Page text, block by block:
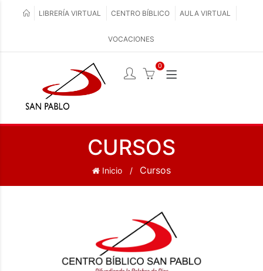
LIBRERÍA VIRTUAL CENTRO BÍBLICO AULA VIRTUAL
VOCACIONES
0
CURSOS
Inicio Cursos